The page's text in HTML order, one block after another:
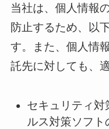
当社は、個人情報
防止するため、以
す。また、個人情
託先に対しても、
セキュリティ対
ルス対策ソフト